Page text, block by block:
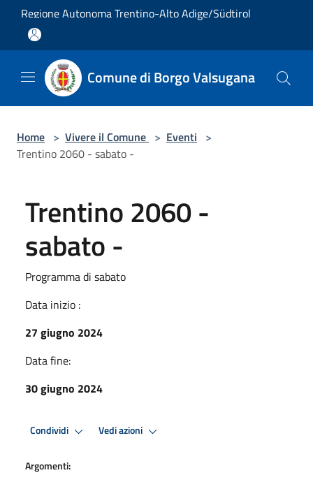
Salta al contenuto principale
Regione Autonoma Trentino-Alto Adige/Südtirol
Comune di Borgo Valsugana
Home > Vivere il Comune > Eventi >
Trentino 2060 - sabato -
Trentino 2060 -
sabato -
Programma di sabato
Data inizio :
27 giugno 2024
Data fine:
30 giugno 2024
Condividi Vedi azioni
Argomenti: